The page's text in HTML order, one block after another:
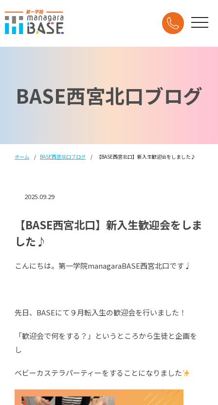
BASE西宮北口ブログ
ホーム BASE西宮北口ブログ 【BASE西宮北口】新入生歓迎会をしました♪
2025.09.29
【BASE西宮北口】新入生歓迎会をしま
した♪
こんにちは。第一学院managaraBASE西宮北口です♩
先日、BASEにて９月転入生の歓迎会を行いました！
「歓迎会で何をする？」というところから生徒と企画を
し
ベビーカステラパーティーをすることになりました